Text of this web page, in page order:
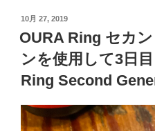
投
日:
10月 27, 2019
OURA Ring セカ
ンを使用して3日
Ring Second